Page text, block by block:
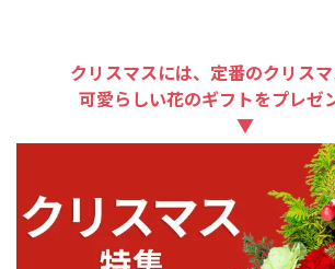
クリスマスには、定番のクリス
可愛らしい花のギフトをプレゼ
▼